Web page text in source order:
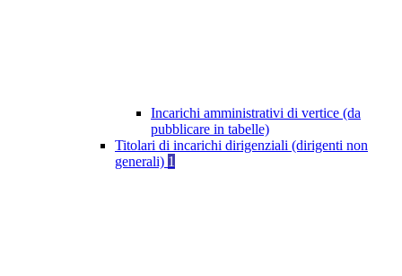
Incarichi amministrativi di vertice (da
pubblicare in tabelle)
Titolari di incarichi dirigenziali (dirigenti non
generali) 1